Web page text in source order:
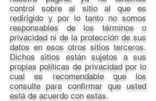
control sobre al sitio al que es
redirigido y por lo tanto no somos
responsables de los términos o
privacidad ni de la protección de sus
datos en esos otros sitios terceros.
Dichos sitios están sujetos a sus
propias políticas de privacidad por lo
cual es recomendable que los
consulte para confirmar que usted
está de acuerdo con estas.